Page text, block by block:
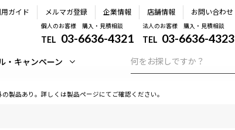
用ガイド メルマガ登録 企業情報 店舗情報 お問い合わせ
個人のお客様 購入・見積相談
TEL 03-6636-4321
法人のお客様 購入・見積相談
TEL 03-6636-4323
・キャンペーン
の製品あり。詳しくは製品ページにてご確認ください。